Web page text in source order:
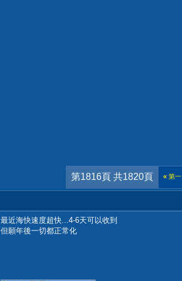
第1816頁 共1820頁 «第一
最近海快速度超快...4-6天可以收到
但願年後一切都正常化